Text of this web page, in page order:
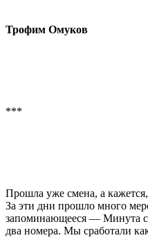
Трофим Омуков
***
Прошла уже смена, а
За эти дни прошло много
запоминающееся — Минута
два номера. Мы сработали